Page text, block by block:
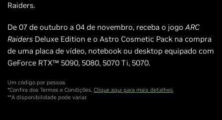
Raiders.
De 07 de outubro a 04 de novembro, receba o jogoARC
Raiders Deluxe Edition e o Astro Cosmetic Pack na compra
de uma placa de vídeo, notebook ou desktop equipado com
GeForce RTX™ 5090, 5080, 5070 Ti, 5070.
Um código por pessoa.
*Confira dos Termos e Condições. Clique aqui para mais detalhes.
**A disponibilidade pode variar.